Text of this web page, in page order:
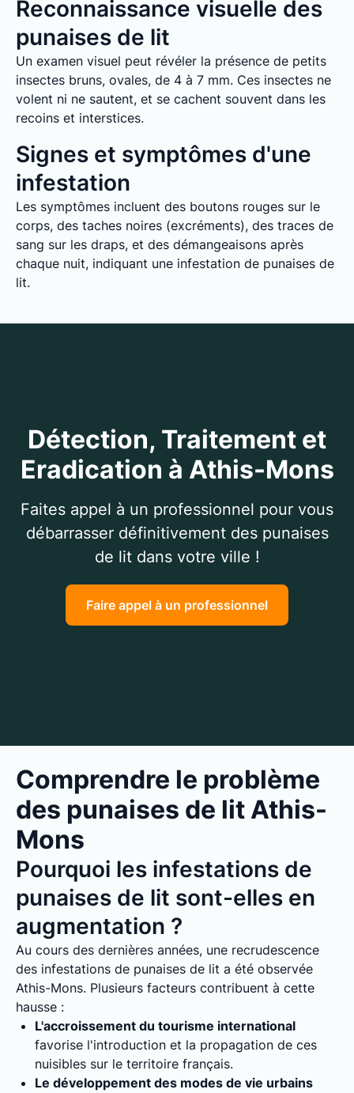
Reconnaissance visuelle des
punaises de lit
Un examen visuel peut révéler la présence de petits
insectes bruns, ovales, de 4 à 7 mm. Ces insectes ne
volent ni ne sautent, et se cachent souvent dans les
recoins et interstices.
Signes et symptômes d'une
infestation
Les symptômes incluent des boutons rouges sur le
corps, des taches noires (excréments), des traces de
sang sur les draps, et des démangeaisons après
chaque nuit, indiquant une infestation de punaises de
lit.
Détection, Traitement et
Eradication à Athis-Mons
Faites appel à un professionnel pour vous
débarrasser définitivement des punaises
de lit dans votre ville !
Faire appel à un professionnel
Comprendre le problème
des punaises de lit Athis-
Mons
Pourquoi les infestations de
punaises de lit sont-elles en
augmentation ?
Au cours des dernières années, une recrudescence
des infestations de punaises de lit a été observée
Athis-Mons. Plusieurs facteurs contribuent à cette
hausse :
L'accroissement du tourisme international
favorise l'introduction et la propagation de ces
nuisibles sur le territoire français.
Le développement des modes de vie urbains